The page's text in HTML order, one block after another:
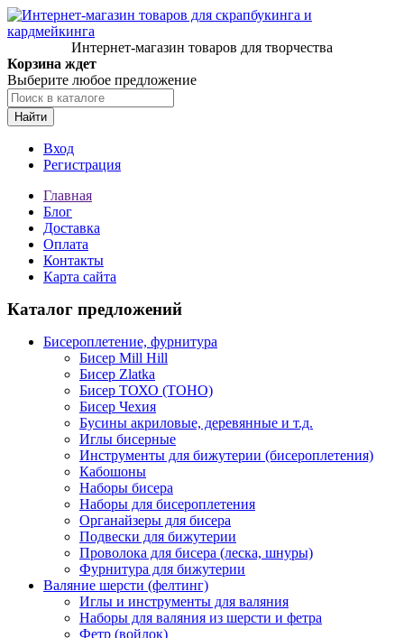
Интернет-магазин товаров для творчества
Корзина ждет
Выберите любое предложение
Найти
Вход
Регистрация
Главная
Блог
Доставка
Оплата
Контакты
Карта сайта
Каталог предложений
Бисероплетение, фурнитура
Бисер Mill Hill
Бисер Zlatka
Бисер ТОХО (TOHO)
Бисер Чехия
Бусины акриловые, деревянные и т.д.
Иглы бисерные
Инструменты для бижутерии (бисероплетения)
Кабошоны
Наборы бисера
Наборы для бисероплетения
Органайзеры для бисера
Подвески для бижутерии
Проволока для бисера (леска, шнуры)
Фурнитура для бижутерии
Валяние шерсти (фелтинг)
Иглы и инструменты для валяния
Наборы для валяния из шерсти и фетра
Фетр (войлок)